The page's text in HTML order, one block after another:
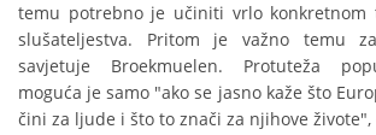
temu potrebno je učiniti vrlo konkretnom
slušateljestva. Pritom je važno temu
savjetuje Broekmuelen. Protuteža
moguća je samo "ako se jasno kaže što
čini za ljude i što to znači za njihove živote",